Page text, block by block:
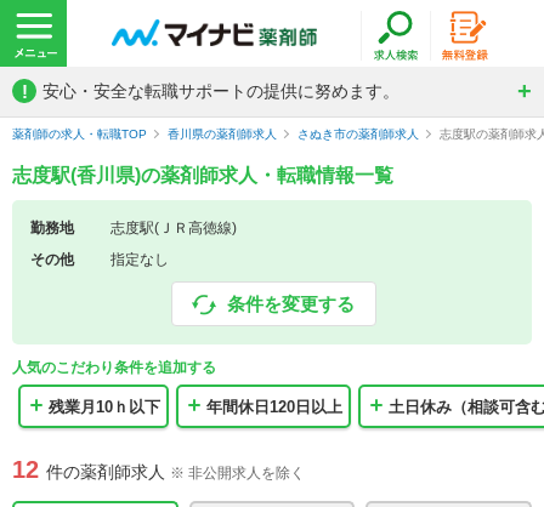
! 安心・安全な転職サポートの提供に努めます。
薬剤師の求人・転職TOP 香川県の薬剤師求人 さぬき市の薬剤師求人 志度駅の薬剤師求
志度駅(香川県)の薬剤師求人・転職情報一覧
勤務地
志度駅(ＪＲ高徳線)
その他
指定なし
条件を変更する
人気のこだわり条件を追加する
残業月10ｈ以下 年間休日120日以上 土日休み（相談可含
12 件の薬剤師求人 ※ 非公開求人を除く